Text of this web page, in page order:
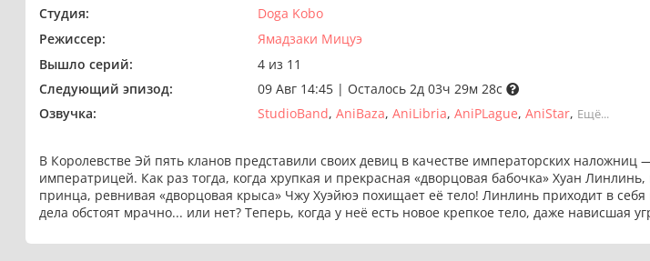
Студия:
Doga Kobo
Режиссер:
Ямадзаки Мицуэ
Вышло серий:
4 из 11
Следующий эпизод:
09 Авг 14:45 | Осталось 2д 03ч 29м 27с
Озвучка:
StudioBand AniBaza AniLibria AniPLague AniStar Ещё...
В Королевстве Эй пять кланов представили своих девиц в качестве императорских
императрицей. Как раз тогда, когда хрупкая и прекрасная «дворцовая бабочка» Хуан
принца, ревнивая «дворцовая крыса» Чжу Хуэйюэ похищает её тело! Линлинь приходит в
дела обстоят мрачно... или нет? Теперь, когда у неё есть новое крепкое тело, даже нависшая